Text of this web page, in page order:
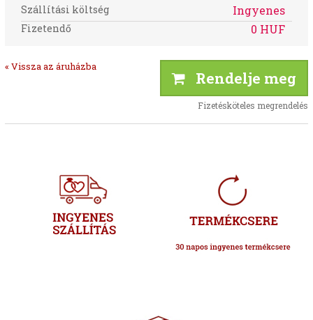
Szállítási költség Ingyenes
Fizetendő 0 HUF
« Vissza az áruházba
Rendelje meg
Fizetésköteles megrendelés